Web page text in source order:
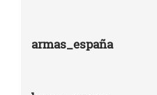
armas_españa